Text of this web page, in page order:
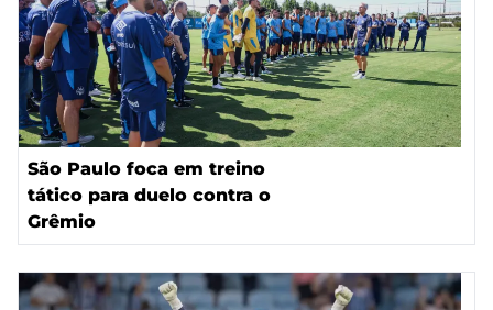
São Paulo foca em treino
tático para duelo contra o
Grêmio